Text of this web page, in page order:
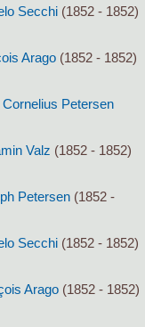
Secchi (1852 - 1852)
Arago (1852 - 1852)
Cornelius Petersen
Valz (1852 - 1852)
Petersen (1852 -
Secchi (1852 - 1852)
Arago (1852 - 1852)